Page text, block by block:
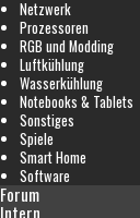
Netzwerk
Prozessoren
RGB und Modding
Luftkühlung
Wasserkühlung
Notebooks & Tablets
Sonstiges
Spiele
Smart Home
Software
Forum
Intern